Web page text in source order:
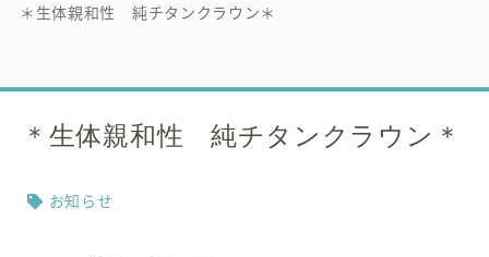
＊生体親和性 純チタンクラウン＊
＊生体親和性 純チタンクラウン＊
お知らせ